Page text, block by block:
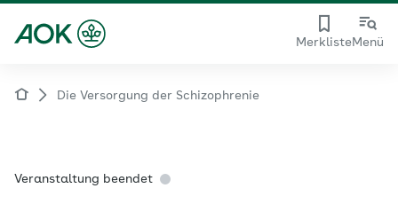
MerklisteMenü
Die Versorgung der Schizophrenie
Veranstaltung beendet